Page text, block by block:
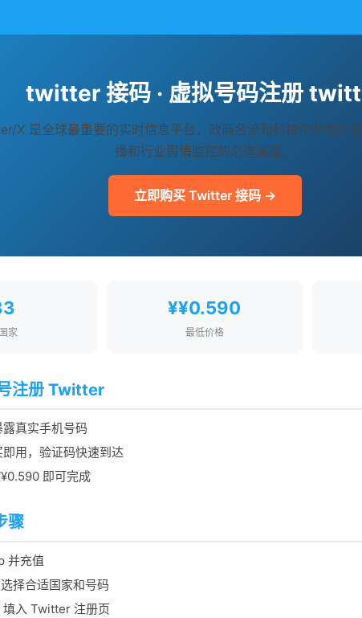
twitter 接码 · 虚拟号码注册
X 是全球最重要的实时信息平台，政商名流和科技企业均在
播和行业舆情监控的必选渠道。
立即购买 Twitter 接码 →
家
¥¥0.590
最低价格
注册 Twitter
露真实手机号码
即用，验证码快速到达
即可完成
骤
并充值
择合适国家和号码
填入 Twitter 注册页